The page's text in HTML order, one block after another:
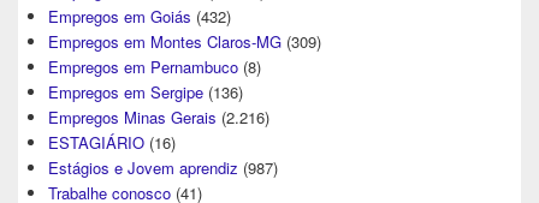
Empregos em Goiás (432)
Empregos em Montes Claros-MG (309)
Empregos em Pernambuco (8)
Empregos em Sergipe (136)
Empregos Minas Gerais (2.216)
ESTAGIÁRIO (16)
Estágios e Jovem aprendiz (987)
Trabalhe conosco (41)